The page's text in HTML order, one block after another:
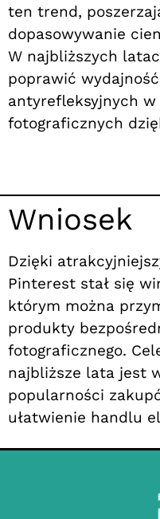
ten trend,
dopasowywanie
W najbliższych
poprawić
antyrefleksyjnych
fotograficznych
Wniosek
Dzięki
Pinterest stał się
którym można
produkty
fotograficznego.
najbliższe lata jest
popularności
ułatwienie handlu